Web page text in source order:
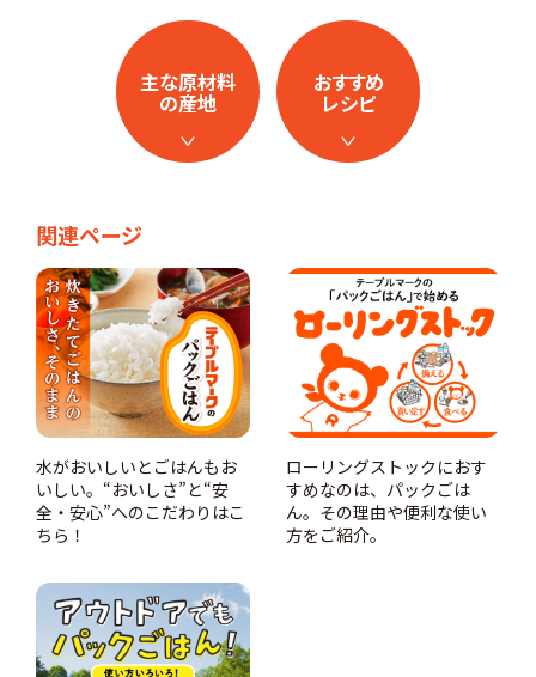
主な原材料
の産地
おすすめ
レシピ
関連ページ
水がおいしいとごはんもお
いしい。“おいしさ”と“安
全・安心”へのこだわりはこ
ちら！
ローリングストックにおす
すめなのは、パックごは
ん。その理由や便利な使い
方をご紹介。